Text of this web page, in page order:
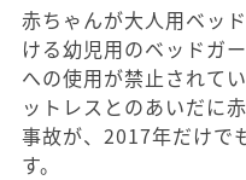
赤ちゃんが大人用ベッ
ける幼児用のベッドガ
への使用が禁止されて
ットレスとのあいだに
事故が、2017年だけで
す。